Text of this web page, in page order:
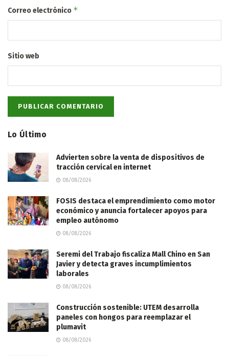
Correo electrónico *
Sitio web
Lo Último
Advierten sobre la venta de dispositivos de
tracción cervical en internet
08/08/2026
FOSIS destaca el emprendimiento como motor
económico y anuncia fortalecer apoyos para
empleo autónomo
08/08/2026
Seremi del Trabajo fiscaliza Mall Chino en San
Javier y detecta graves incumplimientos
laborales
08/08/2026
Construcción sostenible: UTEM desarrolla
paneles con hongos para reemplazar el
plumavit
08/08/2026